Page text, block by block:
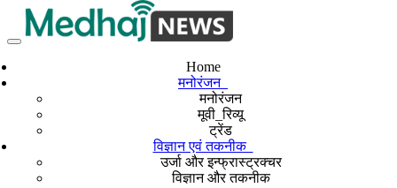
Home
मनोरंजन
मनोरंजन
मूवी_रिव्यू
ट्रेंड
विज्ञान एवं तकनीक
उर्जा और इन्फ्रास्ट्रक्चर
विज्ञान और तकनीक